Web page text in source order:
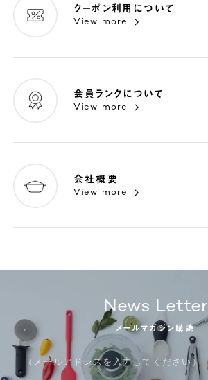
クーポン利用について
View more
会員ランクについて
View more
会社概要
View more
News Letter
メールマガジン購読